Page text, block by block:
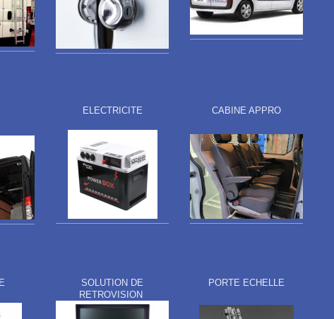
ELECTRICITE CABINE APPRO
SOLUTION DE
RETROVISION
PORTE ECHELLE